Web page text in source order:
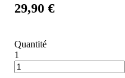
29,90 €
Quantité
1